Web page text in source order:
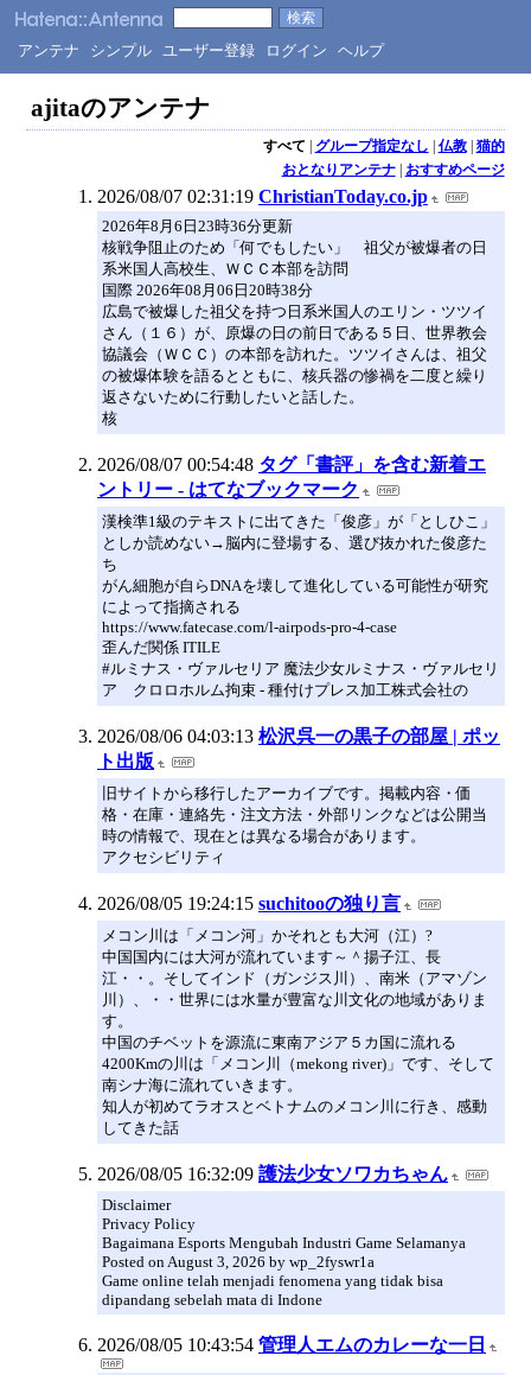
アンテナ シンプル ユーザー登録 ログイン ヘルプ
ajitaのアンテナ
すべて | グループ指定なし | 仏教| 猫的
おとなりアンテナ| おすすめページ
2026/08/07 02:31:19 ChristianToday.co.jp
2026年8月6日23時36分更新
核戦争阻止のため「何でもしたい」 祖父が被爆者の日
系米国人高校生、ＷＣＣ本部を訪問
国際 2026年08月06日20時38分
広島で被爆した祖父を持つ日系米国人のエリン・ツツイ
さん（１６）が、原爆の日の前日である５日、世界教会
協議会（ＷＣＣ）の本部を訪れた。ツツイさんは、祖父
の被爆体験を語るとともに、核兵器の惨禍を二度と繰り
返さないために行動したいと話した。
核
2026/08/07 00:54:48 タグ「書評」を含む新着エ
ントリー - はてなブックマーク
漢検準1級のテキストに出てきた「俊彦」が「としひこ」
としか読めない→脳内に登場する、選び抜かれた俊彦た
ち
がん細胞が自らDNAを壊して進化している可能性が研究
によって指摘される
https://www.fatecase.com/l-airpods-pro-4-case
歪んだ関係 ITILE
#ルミナス・ヴァルセリア 魔法少女ルミナス・ヴァルセリ
ア クロロホルム拘束 - 種付けプレス加工株式会社の
2026/08/06 04:03:13 松沢呉一の黒子の部屋 | ポッ
ト出版
旧サイトから移行したアーカイブです。掲載内容・価
格・在庫・連絡先・注文方法・外部リンクなどは公開当
時の情報で、現在とは異なる場合があります。
アクセシビリティ
2026/08/05 19:24:15 suchitooの独り言
メコン川は「メコン河」かそれとも大河（江）?
中国国内には大河が流れています～＾揚子江、長
江・・。そしてインド（ガンジス川）、南米（アマゾン
川）、・・世界には水量が豊富な川文化の地域がありま
す。
中国のチベットを源流に東南アジア５カ国に流れる
4200Kmの川は「メコン川（mekong river)」です、そして
南シナ海に流れていきます。
知人が初めてラオスとベトナムのメコン川に行き、感動
してきた話
2026/08/05 16:32:09 護法少女ソワカちゃん
Disclaimer
Privacy Policy
Bagaimana Esports Mengubah Industri Game Selamanya
Posted on August 3, 2026 by wp_2fyswr1a
Game online telah menjadi fenomena yang tidak bisa
dipandang sebelah mata di Indone
2026/08/05 10:43:54 管理人エムのカレーな一日